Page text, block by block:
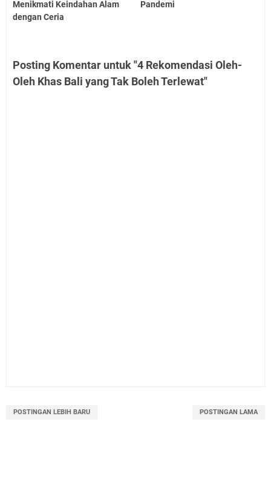
Menikmati Keindahan Alam
dengan Ceria
Pandemi
Posting Komentar untuk "4 Rekomendasi Oleh-
Oleh Khas Bali yang Tak Boleh Terlewat"
POSTINGAN LEBIH BARU POSTINGAN LAMA